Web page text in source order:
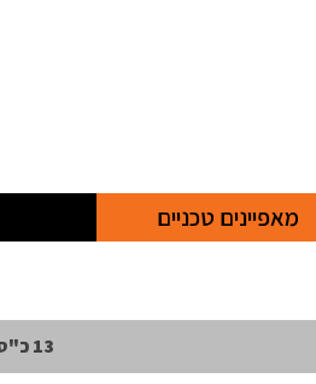
מאפיינים טכניים
13 כ"ס